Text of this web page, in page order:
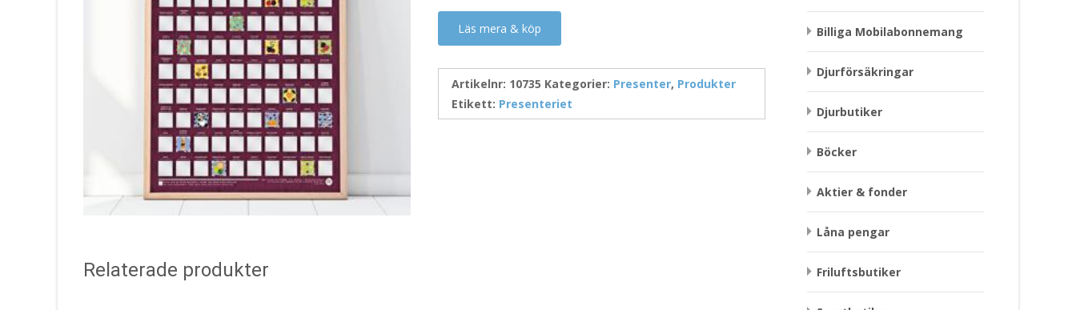
Läs mera & köp
Artikelnr: 10735 Kategorier: Presenter, Produkter
Etikett: Presenteriet
Relaterade produkter
Billiga Mobilabonnemang
Djurförsäkringar
Djurbutiker
Böcker
Aktier & fonder
Låna pengar
Friluftsbutiker